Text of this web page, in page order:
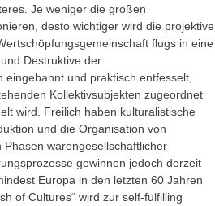
Je weniger die großen
desto wichtiger wird die projektive
flugs in eine
Destruktive der
und praktisch entfesselt,
Kollektivsubjekten zugeordnet
wird. Freilich haben kulturalistische
und die Organisation von
warengesellschaftlicher
gewinnen jedoch derzeit
Europa in den letzten 60 Jahren
of Cultures“ wird zur self-fulfilling